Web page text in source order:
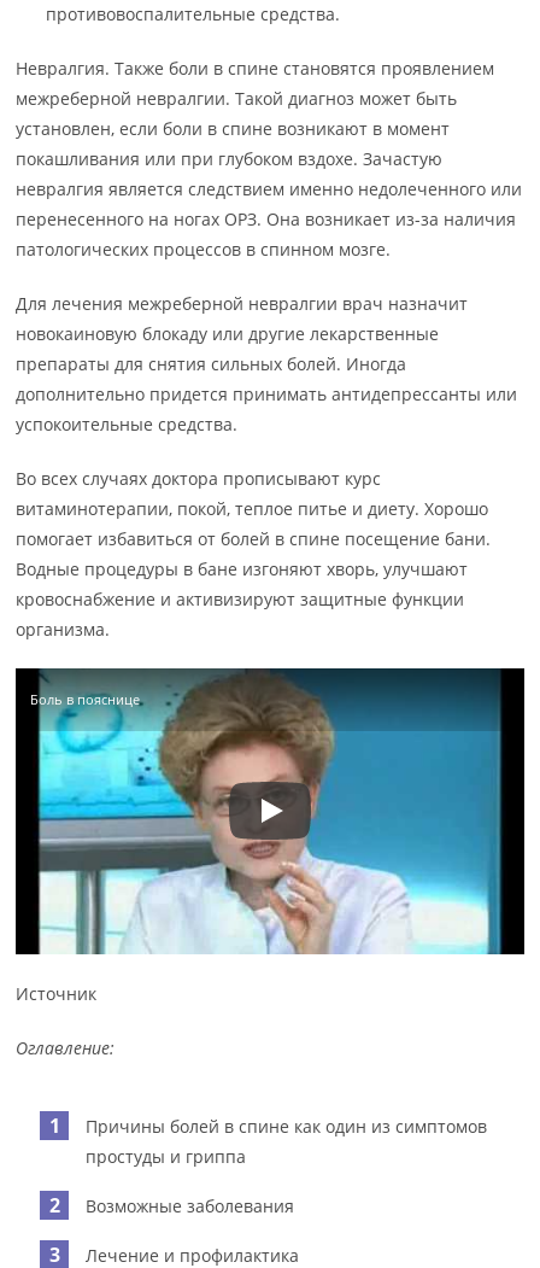
противовоспалительные средства.
Невралгия. Также боли в спине становятся проявлением
межреберной невралгии. Такой диагноз может быть
установлен, если боли в спине возникают в момент
покашливания или при глубоком вздохе. Зачастую
невралгия является следствием именно недолеченного или
перенесенного на ногах ОРЗ. Она возникает из-за наличия
патологических процессов в спинном мозге.
Для лечения межреберной невралгии врач назначит
новокаиновую блокаду или другие лекарственные
препараты для снятия сильных болей. Иногда
дополнительно придется принимать антидепрессанты или
успокоительные средства.
Во всех случаях доктора прописывают курс
витаминотерапии, покой, теплое питье и диету. Хорошо
помогает избавиться от болей в спине посещение бани.
Водные процедуры в бане изгоняют хворь, улучшают
кровоснабжение и активизируют защитные функции
организма.
Боль в пояснице
Источник
Оглавление:
Причины болей в спине как один из симптомов
простуды и гриппа
Возможные заболевания
Лечение и профилактика